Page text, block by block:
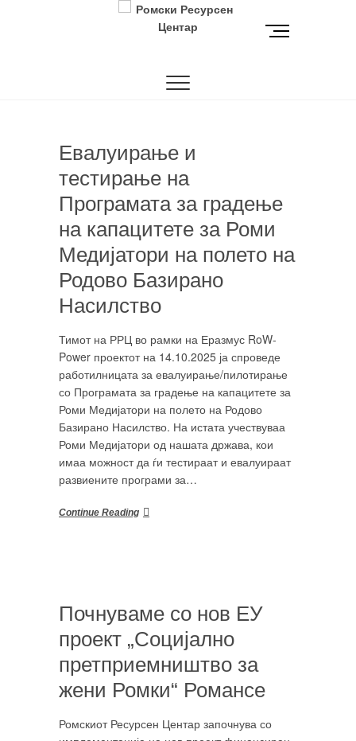
Центар
M
Eвалуирање и
тестирање на
Програмата за градење
на капацитете за Роми
Медијатори на полето на
Родово Базирано
Насилство
Тимот на РРЦ во рамки на Еразмус RoW-
Power проектот на 14.10.2025 ја спроведе
работилницата за евалуирање/пилотирање
со Програмата за градење на капацитете за
Роми Медијатори на полето на Родово
Базирано Насилство. На истата учествуваа
Роми Медијатори од нашата држава, кои
имаа можност да ѓи тестираат и евалуираат
развиените програми за…
Continue Reading
Почнуваме со нов ЕУ
проект „Социјално
претприемништво за
жени Ромки“ Романсе
Ромскиот Ресурсен Центар започнува со